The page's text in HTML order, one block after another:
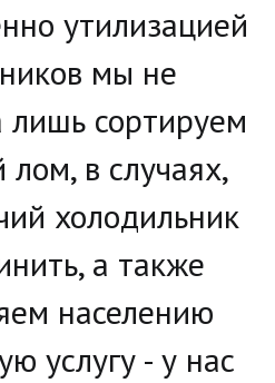
утилизацией
мы не
лишь сортируем
в случаях,
холодильник
а также
населению
услугу - у нас